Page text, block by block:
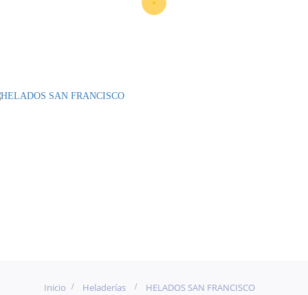
Inicio Heladerías HELADOS SAN FRANCISCO